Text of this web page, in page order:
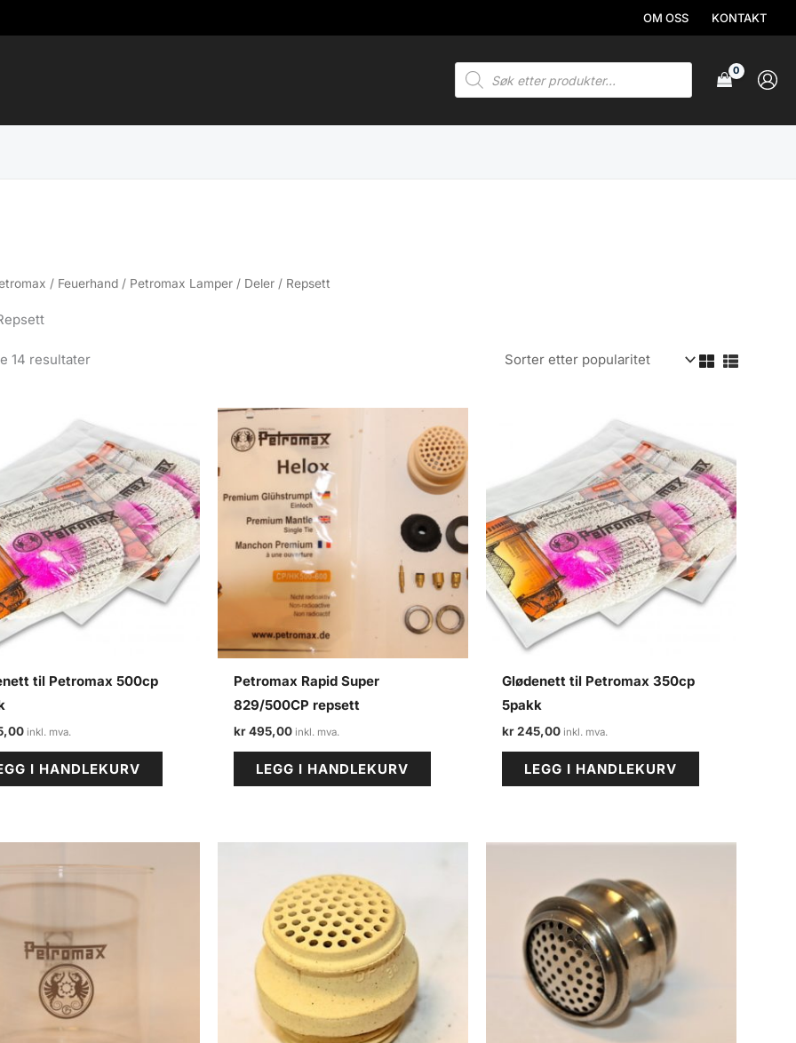
OM OSS KONTAKT
Products
search
/ Feuerhand / Petromax Lamper / Deler / Repsett
14 resultaterSortert
til Petromax 500cp
I HANDLEKURV
Petromax Rapid Super
829/500CP repsett
kr495,00
LEGG I HANDLEKURV
Glødenett til Petromax 350cp
5pakk
kr245,00
LEGG I HANDLEKURV